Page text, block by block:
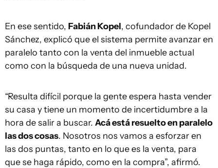
En ese sentido, Fabián Kopel, cofundador de Kopel
Sánchez, explicó que el sistema permite avanzar en
paralelo tanto con la venta del inmueble actual
como con la búsqueda de una nueva unidad.
“Resulta difícil porque la gente espera hasta vender
su casa y tiene un momento de incertidumbre a la
hora de salir a buscar. Acá está resuelto en paralelo
las dos cosas. Nosotros nos vamos a esforzar en
las dos puntas, tanto en lo que es la venta, para
que se haga rápido, como en la compra”, afirmó.